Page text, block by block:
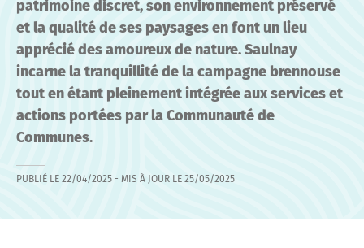
patrimoine discret, son environnement préservé
et la qualité de ses paysages en font un lieu
apprécié des amoureux de nature. Saulnay
incarne la tranquillité de la campagne brennouse
tout en étant pleinement intégrée aux services et
actions portées par la Communauté de
Communes.
PUBLIÉ LE 22/04/2025 - MIS À JOUR LE 25/05/2025